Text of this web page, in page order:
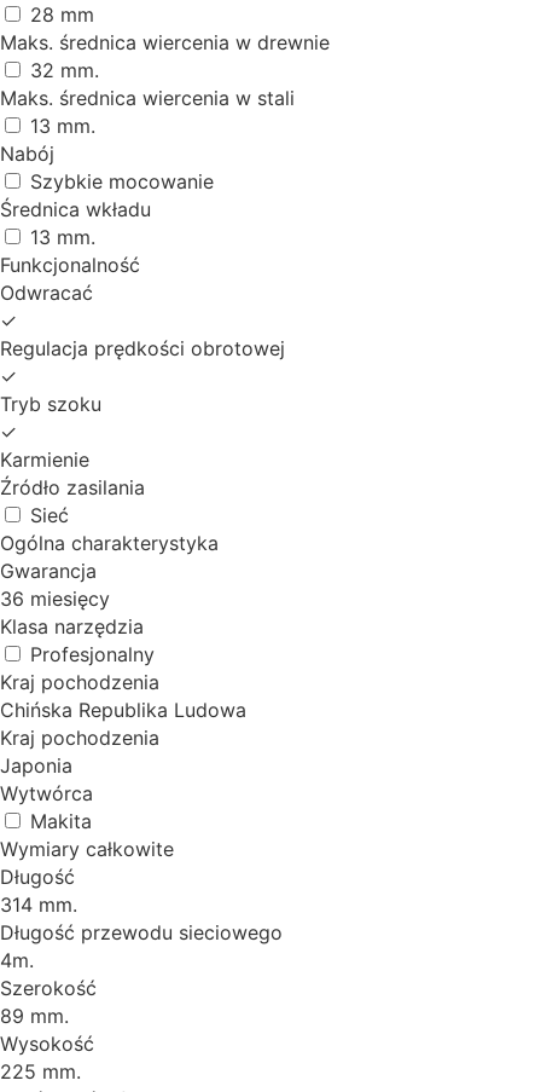
28 mm
Maks. średnica wiercenia w drewnie
32 mm.
Maks. średnica wiercenia w stali
13 mm.
Nabój
Szybkie mocowanie
Średnica wkładu
13 mm.
Funkcjonalność
Odwracać
✓
Regulacja prędkości obrotowej
✓
Tryb szoku
✓
Karmienie
Źródło zasilania
Sieć
Ogólna charakterystyka
Gwarancja
36 miesięcy
Klasa narzędzia
Profesjonalny
Kraj pochodzenia
Chińska Republika Ludowa
Kraj pochodzenia
Japonia
Wytwórca
Makita
Wymiary całkowite
Długość
314 mm.
Długość przewodu sieciowego
4m.
Szerokość
89 mm.
Wysokość
225 mm.